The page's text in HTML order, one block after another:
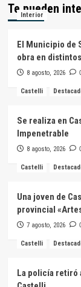
Te pueden
Interior
El Municipio de
obra en
8 agosto, 2026
Castelli
Se realiza en
Impenetrable
8 agosto, 2026
Castelli
Una joven de
provincial
7 agosto, 2026
Castelli
La policía retiró